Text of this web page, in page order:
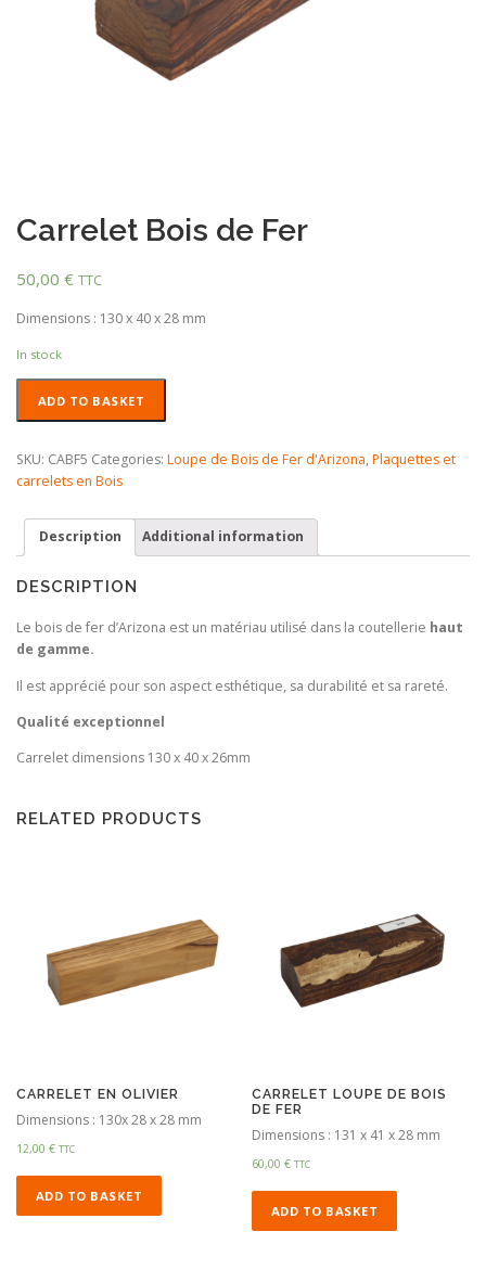
Carrelet Bois de Fer
50,00 € TTC
Dimensions : 130 x 40 x 28 mm
In stock
Bois
Fer
quantity
ADD TO BASKET
SKU: CABF5 Categories: Loupe de Bois de Fer d'Arizona, Plaquettes et
carrelets en Bois
Description Additional information
DESCRIPTION
Le bois de fer d’Arizona est un matériau utilisé dans la coutellerie haut
de gamme.
Il est apprécié pour son aspect esthétique, sa durabilité et sa rareté.
Qualité exceptionnel
Carrelet dimensions 130 x 40 x 26mm
RELATED PRODUCTS
CARRELET EN OLIVIER
Dimensions : 130x 28 x 28 mm
12,00 € TTC
ADD TO BASKET
CARRELET LOUPE DE BOIS
DE FER
Dimensions : 131 x 41 x 28 mm
60,00€ TTC
ADD TO BASKET